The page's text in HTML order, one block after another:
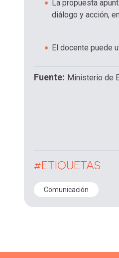
La propuesta
diálogo y acción,
El docente puede
Fuente Ministerio de
#ETIQUETAS
Comunicación